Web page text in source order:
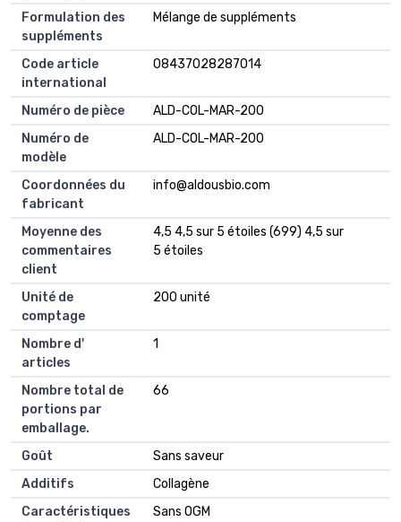
Formulation des
suppléments
Mélange de suppléments
Code article
international
08437028287014
Numéro de pièce
ALD-COL-MAR-200
Numéro de
modèle
ALD-COL-MAR-200
Coordonnées du
fabricant
info@aldousbio.com
Moyenne des
commentaires
client
4,5 4,5 sur 5 étoiles (699) 4,5 sur
5 étoiles
Unité de
comptage
200 unité
Nombre d'
articles
1
Nombre total de
portions par
emballage.
66
Goût
Sans saveur
Additifs
Collagène
Caractéristiques
Sans OGM